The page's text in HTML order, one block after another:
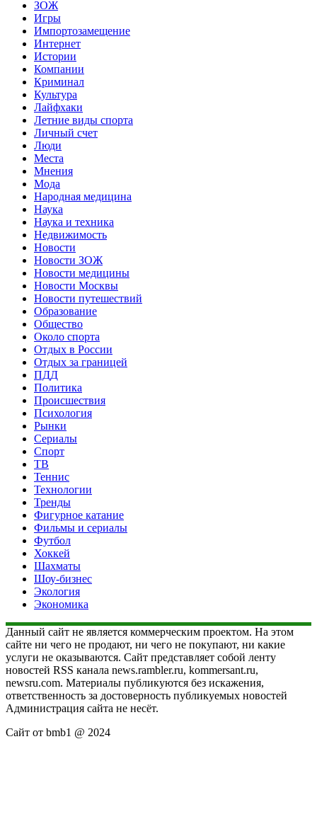
ЗОЖ
Игры
Импортозамещение
Интернет
Истории
Компании
Криминал
Культура
Лайфхаки
Летние виды спорта
Личный счет
Люди
Места
Мнения
Мода
Народная медицина
Наука
Наука и техника
Недвижимость
Новости
Новости ЗОЖ
Новости медицины
Новости Москвы
Новости путешествий
Образование
Общество
Около спорта
Отдых в России
Отдых за границей
ПДД
Политика
Происшествия
Психология
Рынки
Сериалы
Спорт
ТВ
Теннис
Технологии
Тренды
Фигурное катание
Фильмы и сериалы
Футбол
Хоккей
Шахматы
Шоу-бизнес
Экология
Экономика
Данный сайт не является коммерческим проектом. На этом
сайте ни чего не продают, ни чего не покупают, ни какие
услуги не оказываются. Сайт представляет собой ленту
новостей RSS канала news.rambler.ru, kommersant.ru,
newsru.com. Материалы публикуются без искажения,
ответственность за достоверность публикуемых новостей
Администрация сайта не несёт.
Сайт от bmb1 @ 2024